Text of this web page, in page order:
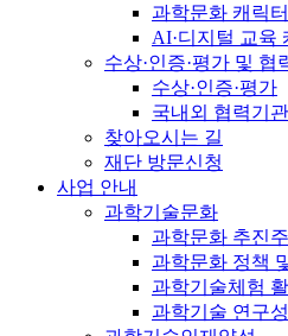
과학문화 캐릭터
AI·디지털 교육
수상·인증·평가 및 협
수상·인증·평가
국내외 협력기관
찾아오시는 길
재단 방문신청
사업 안내
과학기술문화
과학문화 추진
과학문화 정책
과학기술체험
과학기술 연구